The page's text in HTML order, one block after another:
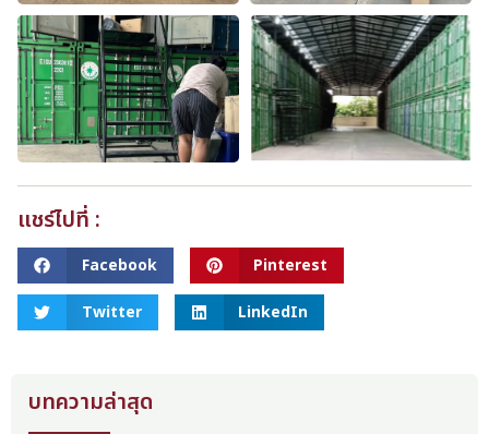
แชร์ไปที่ :
Facebook Pinterest
Twitter LinkedIn
บทความล่าสุด